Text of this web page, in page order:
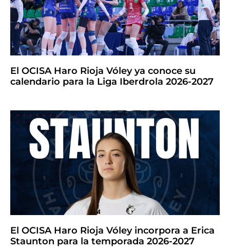
El OCISA Haro Rioja Vóley ya conoce su
calendario para la Liga Iberdrola 2026-2027
El OCISA Haro Rioja Vóley incorpora a Erica
Staunton para la temporada 2026-2027